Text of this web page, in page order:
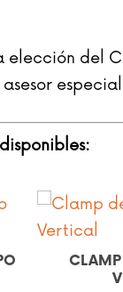
elección del